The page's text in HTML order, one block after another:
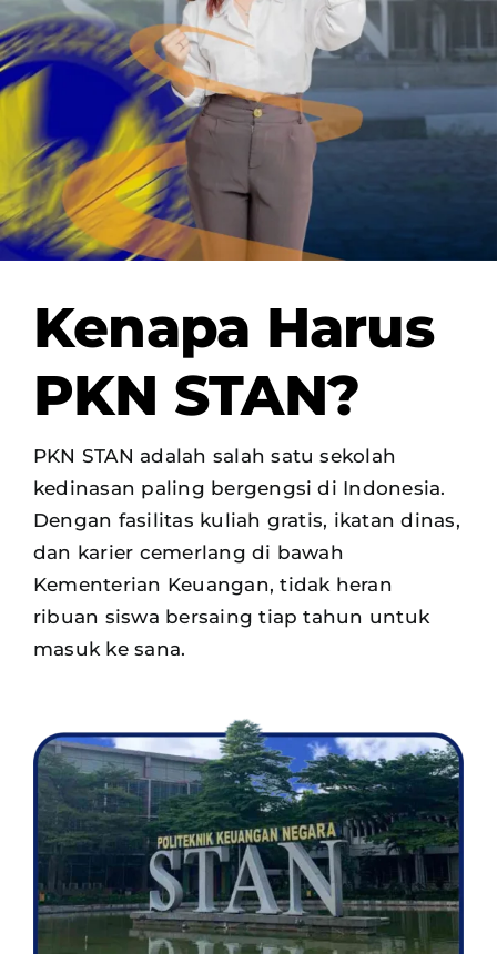
OUR PROGRAM
REGISTRATION
Kenapa Harus
PKN STAN?
PKN STAN adalah salah satu sekolah
kedinasan paling bergengsi di Indonesia.
Dengan fasilitas kuliah gratis, ikatan dinas,
dan karier cemerlang di bawah
Kementerian Keuangan, tidak heran
ribuan siswa bersaing tiap tahun untuk
masuk ke sana.